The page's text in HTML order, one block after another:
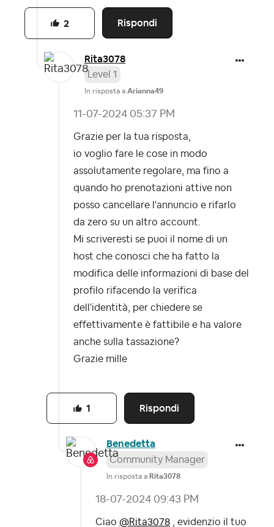
Rispondi
2
Rita3078
Level 1
In risposta a Arianna49
‎11-07-2024 05:37 PM
Grazie per la tua risposta,
io voglio fare le cose in modo
assolutamente regolare, ma fino a
quando ho prenotazioni attive non
posso cancellare l'annuncio e rifarlo
da zero su un altro account.
Mi scriveresti se puoi il nome di un
host che conosci che ha fatto la
modifica delle informazioni di base del
profilo rifacendo la verifica
dell'identità, per chiedere se
effettivamente è fattibile e ha valore
anche sulla tassazione?
Grazie mille
Rispondi
1
Benedetta
Community Manager
In risposta a Rita3078
‎18-07-2024 09:43 PM
Ciao @Rita3078 , evidenzio il tuo